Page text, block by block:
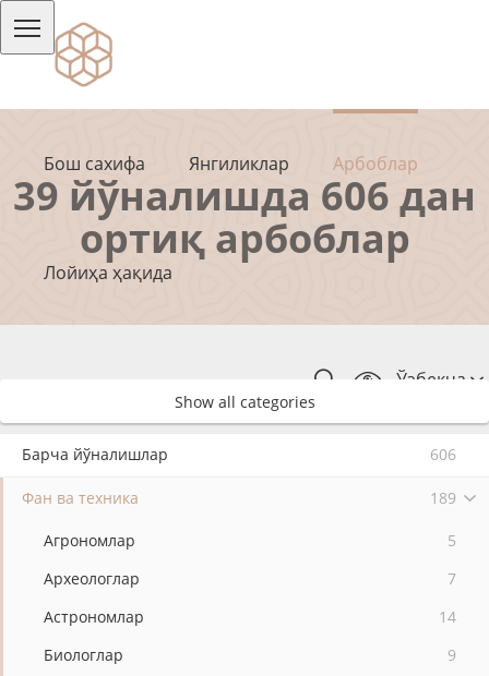
Бош сахифа Янгиликлар Арбоблар
Лойиҳа ҳақида
Ўзбекча
39 йўналишда 606 дан
ортиқ арбоблар
Show all categories
Барча йўналишлар 606
Фан ва техника 189
Агрономлар
5
Археологлар
7
Астрономлар
14
Биологлар
9